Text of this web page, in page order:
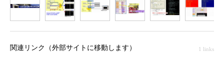
関連リンク（外部サイトに移動します） 1 links